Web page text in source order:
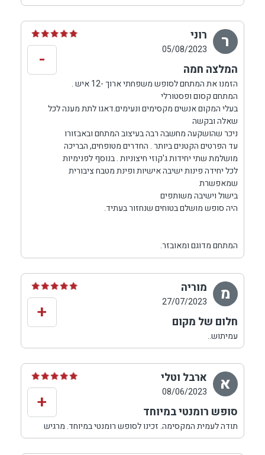
ר רוני
05/08/2023
המלצה חמה
הזמנו את המתחם לסופש משפחתי ארוך -12 איש .
המתחם קסום ופסטורלי
בעלי המקום אנשים מקסימים ונעימים.דאגו לתת מענה לכל
שאלה ובקשה
ניכר שהושקעה מחשבה רבה בעיצוב המתחם ובאבזורו
עד הפרטים הקטנים ביותר . החדרים מטופחים, הבריכה
מושלמת שתי יחידות ג'קוזי חיצוניות . בנוסף לפנימיות
לכל יחידה פינות ישיבה אישיות ופינת מטבח ציבורית
שמאפשרת
בישול וישיבה משותפים
היה סופש מושלם בטוחים שנחזור בעתיד.
המתחם מדוגם ומאובזר.
-
מ מוריה
27/07/2023
חלום של מקום
עמיתוש..
יש לך חלום של מקום, שלו, פסטורלי, אווירה מדהימה.
נהננו מכל רגע קסום.
ממליצה באהבה.
+
א ארבל וטלי
08/06/2023
סופש רומנטי במיוחד
תודה לעמית המקסימה. זכינו לסופש רומנטי במיוחד. מרגיש
אצלכם ניתוק מכל בלגאן החיים, זכינו לטעימה מגן עדן.❤
+